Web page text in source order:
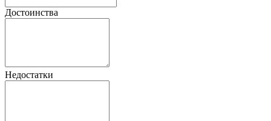
Достоинства
Недостатки